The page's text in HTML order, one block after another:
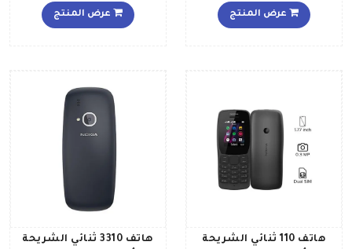
عرض المنتج عرض المنتج
هاتف 110 ثنائي الشريحة
هاتف 3310 ثنائي الشريحة